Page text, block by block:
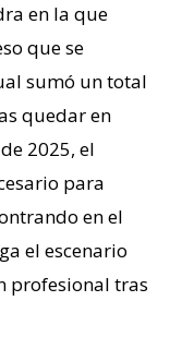
en la que
que se
sumó un total
quedar en
2025, el
para
en el
el escenario
profesional tras